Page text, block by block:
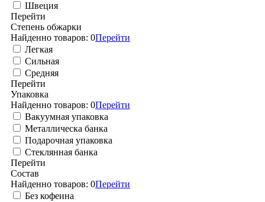
Швеция
Перейти
Степень обжарки
Найденно товаров: 0Перейти
Легкая
Сильная
Средняя
Перейти
Упаковка
Найденно товаров: 0Перейти
Вакуумная упаковка
Металлическа банка
Подарочная упаковка
Стеклянная банка
Перейти
Состав
Найденно товаров: 0Перейти
Без кофеина